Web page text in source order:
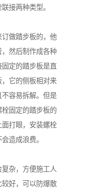
接两种类型。
做踏步板的，他
然后制作成各种
定的踏步板是直
它的侧板相对来
容易拆解。但是
固定的踏步板的
打眼，安装螺栓
造成浪费。
杂，方便施工人
好，可以防爆散